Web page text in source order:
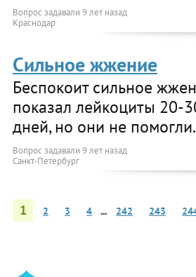
Вопрос задавали 9 лет назад
Краснодар
Сильное жжение
Беспокоит сильное
показал лейкоциты 20-
дней, но они не
Вопрос задавали 9 лет назад
Санкт-Петербург
1 2 3 4 ... 242 243